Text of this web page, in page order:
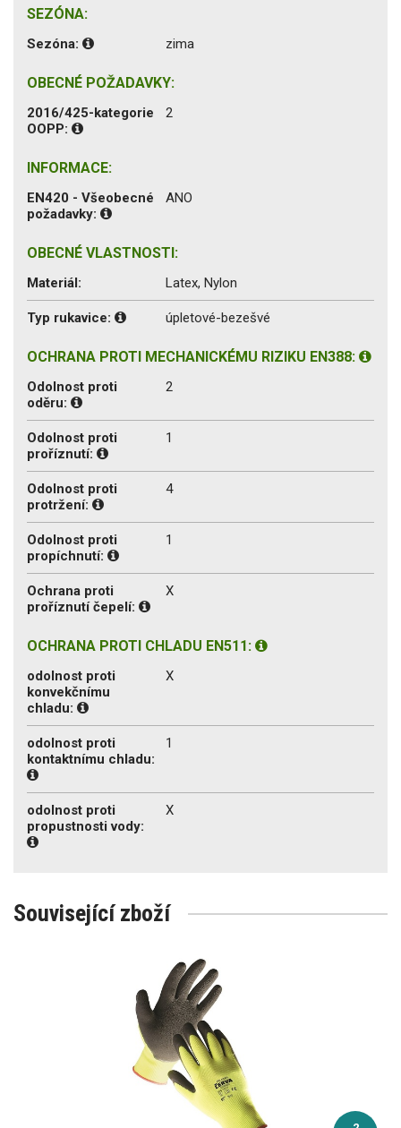
SEZÓNA:
Sezóna: zima
OBECNÉ POŽADAVKY:
2016/425-kategorie
OOPP:
2
INFORMACE:
EN420 - Všeobecné
požadavky:
ANO
OBECNÉ VLASTNOSTI:
Materiál: Latex, Nylon
Typ rukavice: úpletové-bezešvé
OCHRANA PROTI MECHANICKÉMU RIZIKU EN388:
Odolnost proti
oděru:
2
Odolnost proti
proříznutí:
1
Odolnost proti
protržení:
4
Odolnost proti
propíchnutí:
1
Ochrana proti
proříznutí čepelí:
X
OCHRANA PROTI CHLADU EN511:
odolnost proti
konvekčnímu
chladu:
X
odolnost proti
kontaktnímu chladu:
1
odolnost proti
propustnosti vody:
X
Související zboží